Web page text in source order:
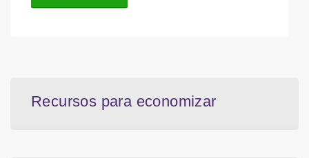
Recursos para economizar